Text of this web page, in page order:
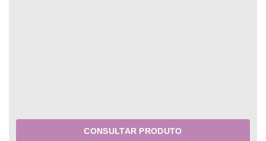
CONSULTAR PRODUTO